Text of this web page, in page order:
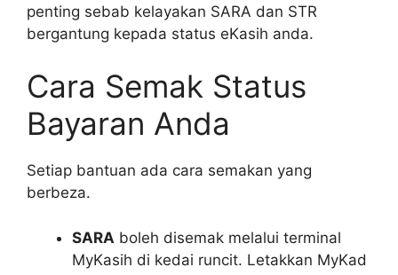
penting sebab kelayakan SARA dan STR
bergantung kepada status eKasih anda.
Cara Semak Status
Bayaran Anda
Setiap bantuan ada cara semakan yang
berbeza.
SARA boleh disemak melalui terminal
MyKasih di kedai runcit. Letakkan MyKad